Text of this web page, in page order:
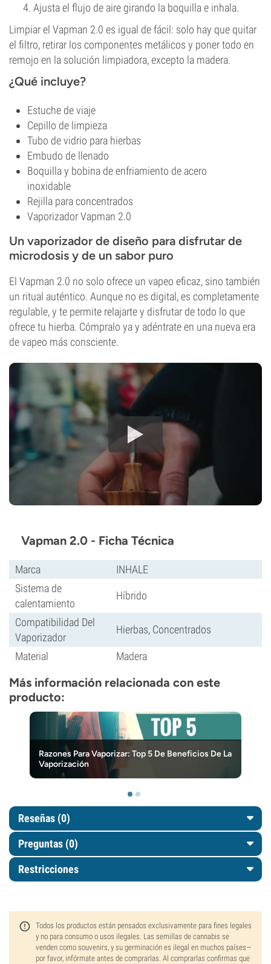
Ajusta el flujo de aire girando la boquilla e inhala.
Limpiar el Vapman 2.0 es igual de fácil: solo hay que quitar
el filtro, retirar los componentes metálicos y poner todo en
remojo en la solución limpiadora, excepto la madera.
¿Qué incluye?
Estuche de viaje
Cepillo de limpieza
Tubo de vidrio para hierbas
Embudo de llenado
Boquilla y bobina de enfriamiento de acero
inoxidable
Rejilla para concentrados
Vaporizador Vapman 2.0
Un vaporizador de diseño para disfrutar de
microdosis y de un sabor puro
El Vapman 2.0 no solo ofrece un vapeo eficaz, sino también
un ritual auténtico. Aunque no es digital, es completamente
regulable, y te permite relajarte y disfrutar de todo lo que
ofrece tu hierba. Cómpralo ya y adéntrate en una nueva era
de vapeo más consciente.
Vapman 2.0 - Ficha Técnica
Marca
INHALE
Sistema de
calentamiento
Híbrido
Compatibilidad Del
Vaporizador
Hierbas, Concentrados
Material Madera
Más información relacionada con este
producto:
Razones Para Vaporizar: Top 5 De Beneficios De La
Vaporización
Reseñas (0)
Preguntas (0)
Restricciones
Todos los productos están pensados exclusivamente para fines legales
y no para consumo o usos ilegales. Las semillas de cannabis se
venden como souvenirs, y su germinación es ilegal en muchos países—
por favor, infórmate antes de comprarlas. Al comprarlas confirmas que